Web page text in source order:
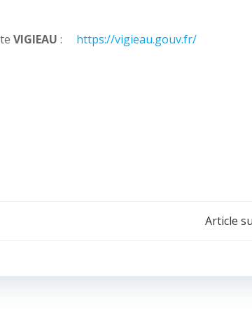
VIGIEAU : https://vigieau.gouv.fr/
Article